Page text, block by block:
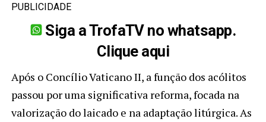
PUBLICIDADE
Siga a TrofaTV no whatsapp.
Clique aqui
Após o Concílio Vaticano II, a função dos acólitos
passou por uma significativa reforma, focada na
valorização do laicado e na adaptação litúrgica. As